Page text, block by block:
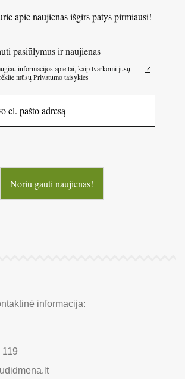
apie naujienas išgirs patys pirmiausi!
pasiūlymus ir naujienas
informacijos apie tai, kaip tvarkomi jūsų
mūsų Privatumo taisykles
Noriu gauti naujienas!
informacija:
119